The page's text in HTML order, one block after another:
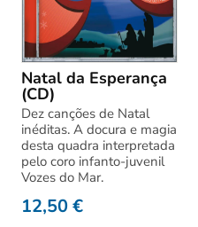
Natal da Esperança
(CD)
Dez canções de Natal
inéditas. A docura e magia
desta quadra interpretada
pelo coro infanto-juvenil
Vozes do Mar.
12,50€